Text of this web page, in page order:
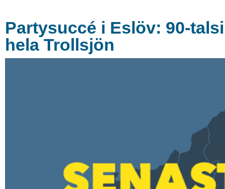
Partysuccé i Eslöv: 90-
hela Trollsjön